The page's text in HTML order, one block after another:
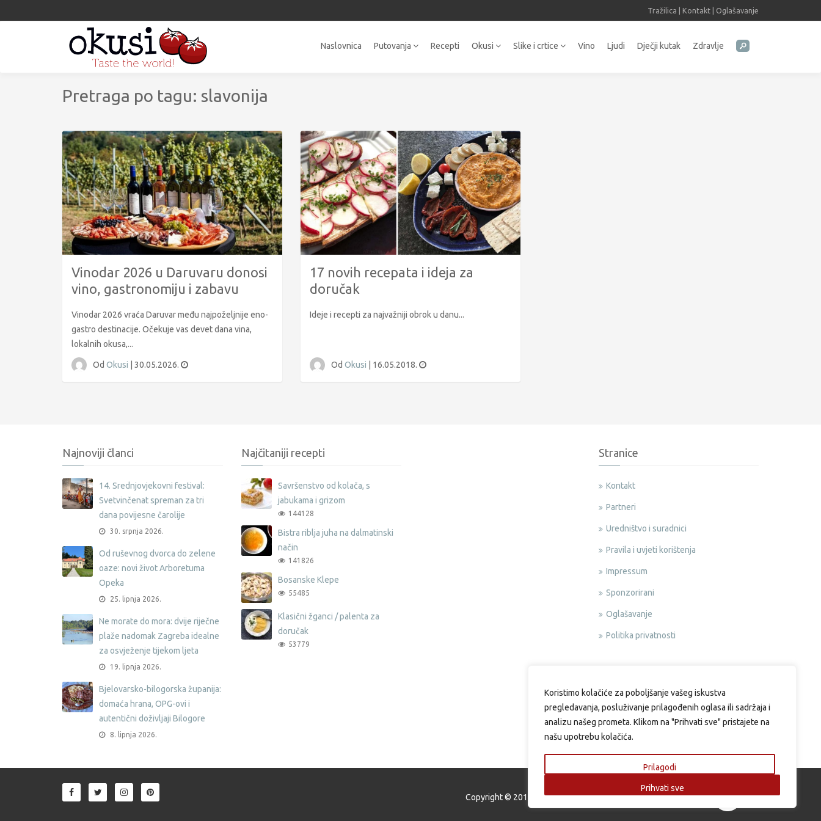
Koristimo kolačiće za poboljšanje vašeg iskustva
pregledavanja, posluživanje prilagođenih oglasa ili sadržaja i
analizu našeg prometa. Klikom na "Prihvati sve" pristajete na
našu upotrebu kolačića.
Prilagodi
Prihvati sve
Tražilica Kontakt Oglašavanje
Naslovnica Putovanja Recepti Okusi Slike i crtice Vino Ljudi Dječji kutak Zdravlje
Pretraga po tagu: slavonija
Vinodar 2026 u Daruvaru donosi
vino, gastronomiju i zabavu
Vinodar 2026 vraća Daruvar među najpoželjnije eno-
gastro destinacije. Očekuje vas devet dana vina,
lokalnih okusa,...
Od Okusi 30.05.2026.
17 novih recepata i ideja za
doručak
Ideje i recepti za najvažniji obrok u danu...
Od Okusi 16.05.2018.
Najnoviji članci
14. Srednjovjekovni festival:
Svetvinčenat spreman za tri
dana povijesne čarolije
30. srpnja 2026.
Od ruševnog dvorca do zelene
oaze: novi život Arboretuma
Opeka
25. lipnja 2026.
Ne morate do mora: dvije riječne
plaže nadomak Zagreba idealne
za osvježenje tijekom ljeta
19. lipnja 2026.
Bjelovarsko-bilogorska županija:
domaća hrana, OPG-ovi i
autentični doživljaji Bilogore
8. lipnja 2026.
Najčitaniji recepti
Savršenstvo od kolača, s
jabukama i grizom
144128
Bistra riblja juha na dalmatinski
način
141826
Bosanske Klepe
55485
Klasični žganci / palenta za
doručak
53779
Stranice
Kontakt
Partneri
Uredništvo i suradnici
Pravila i uvjeti korištenja
Impressum
Sponzorirani
Oglašavanje
Politika privatnosti
Copyright © 2015 Okusi.eu | Web design & Development by: